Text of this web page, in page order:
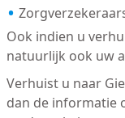
Ook indien u
natuurlijk ook uw
Verhuist u naar
dan de informatie